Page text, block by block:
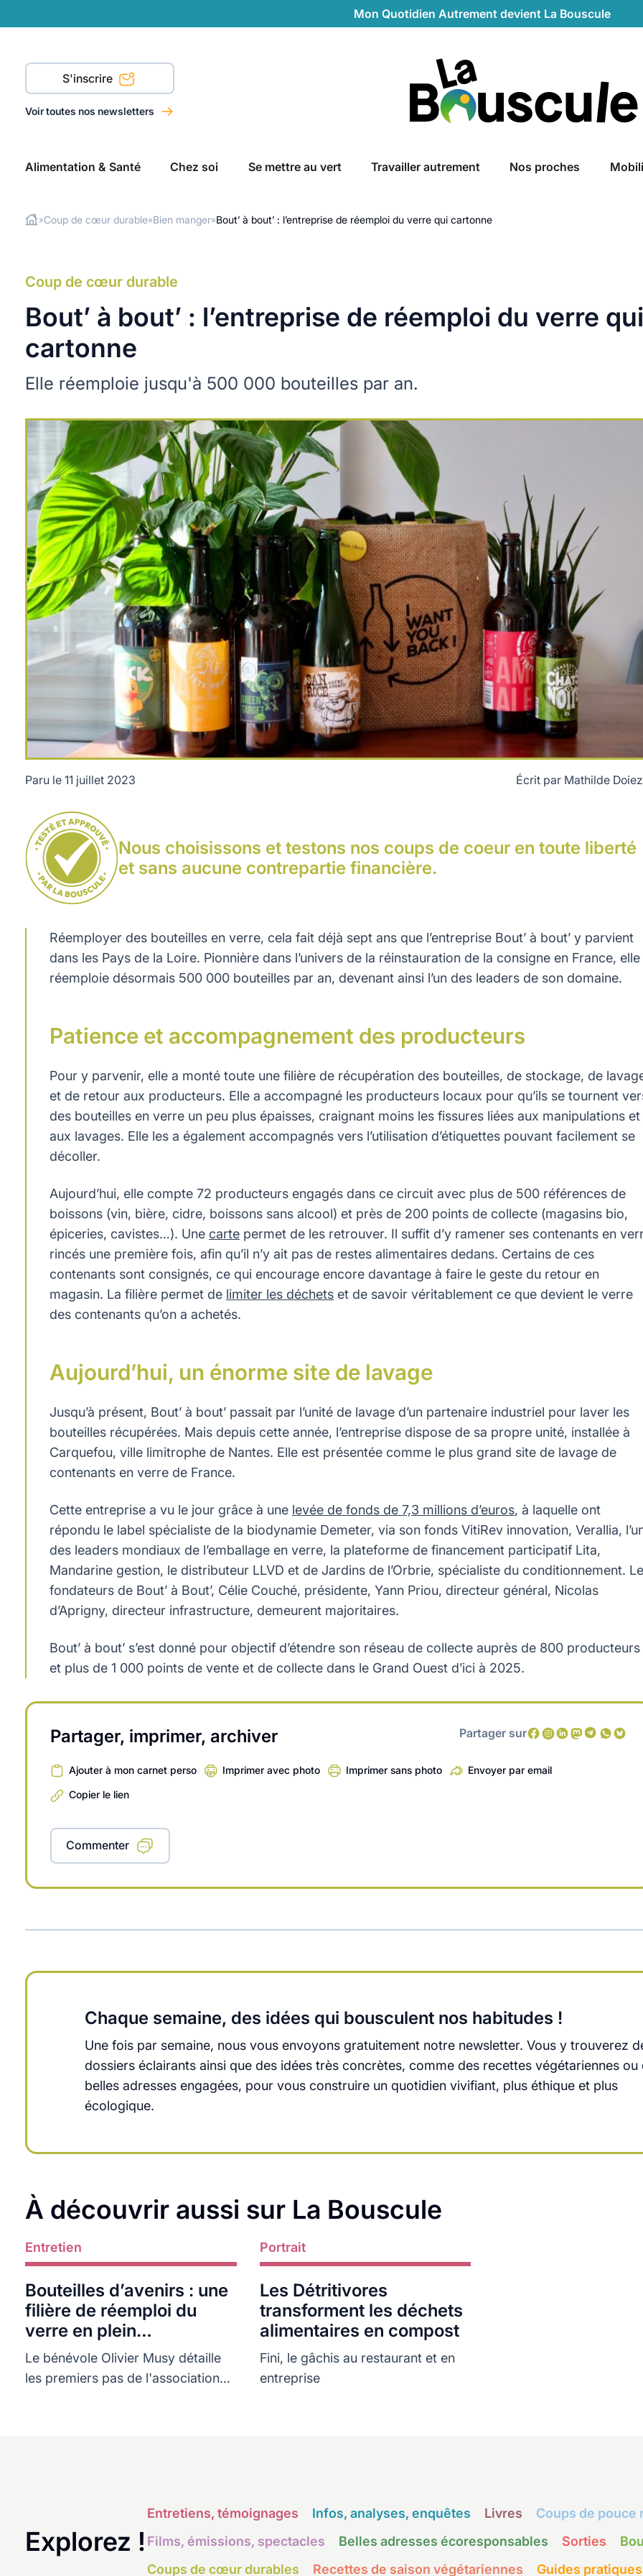
Mon Quotidien Autrement devient La Bouscule
S'inscrire
Voir toutes nos newsletters
Alimentation & Santé
Chez soi Se mettre au vert Travailler autrement Nos proches
»Coup de cœur durable»Bien manger»Bout’ à bout’ : l’entreprise de réemploi du verre qui cartonne
Coup de cœur durable
Bout’ à bout’ : l’entreprise de réemploi du verre qui
cartonne
Elle réemploie jusqu'à 500 000 bouteilles par an.
Bout' à bout', l'entreprise qui a réinstauré la consigne dans l'Ouest de la France © Bout' à bout'
Paru le 11 juillet 2023 Écrit par Mathilde
Nous choisissons et testons nos coups de coeur en toute liberté
et sans aucune contrepartie financière.
Réemployer des bouteilles en verre, cela fait déjà sept ans que l’entreprise Bout’ à bout’ y parvient
dans les Pays de la Loire. Pionnière dans l’univers de la réinstauration de la consigne en France, elle
réemploie désormais 500 000 bouteilles par an, devenant ainsi l’un des leaders de son domaine.
Patience et accompagnement des producteurs
Pour y parvenir, elle a monté toute une filière de récupération des bouteilles, de stockage, de
et de retour aux producteurs. Elle a accompagné les producteurs locaux pour qu’ils se tournent
des bouteilles en verre un peu plus épaisses, craignant moins les fissures liées aux manipulations et
aux lavages. Elle les a également accompagnés vers l’utilisation d’étiquettes pouvant facilement se
décoller.
Aujourd’hui, elle compte 72 producteurs engagés dans ce circuit avec plus de 500 références de
boissons (vin, bière, cidre, boissons sans alcool) et près de 200 points de collecte (magasins bio,
épiceries, cavistes…). Une carte permet de les retrouver. Il suffit d’y ramener ses contenants en
rincés une première fois, afin qu’il n’y ait pas de restes alimentaires dedans. Certains de ces
contenants sont consignés, ce qui encourage encore davantage à faire le geste du retour en
magasin. La filière permet de limiter les déchets et de savoir véritablement ce que devient le verre
des contenants qu’on a achetés.
Aujourd’hui, un énorme site de lavage
Jusqu’à présent, Bout’ à bout’ passait par l’unité de lavage d’un partenaire industriel pour laver les
bouteilles récupérées. Mais depuis cette année, l’entreprise dispose de sa propre unité, installée à
Carquefou, ville limitrophe de Nantes. Elle est présentée comme le plus grand site de lavage de
contenants en verre de France.
Cette entreprise a vu le jour grâce à une levée de fonds de 7,3 millions d’euros, à laquelle ont
répondu le label spécialiste de la biodynamie Demeter, via son fonds VitiRev innovation, Verallia,
des leaders mondiaux de l’emballage en verre, la plateforme de financement participatif Lita,
Mandarine gestion, le distributeur LLVD et de Jardins de l’Orbrie, spécialiste du conditionnement.
fondateurs de Bout’ à Bout’, Célie Couché, présidente, Yann Priou, directeur général, Nicolas
d’Aprigny, directeur infrastructure, demeurent majoritaires.
Bout’ à bout’ s’est donné pour objectif d’étendre son réseau de collecte auprès de 800 producteurs
et plus de 1 000 points de vente et de collecte dans le Grand Ouest d’ici à 2025.
Partager, imprimer, archiver Partager sur
Ajouter à mon carnet perso Imprimer avec photo Imprimer sans photo Envoyer par email
Copier le lien
Commenter
Chaque semaine, des idées qui bousculent nos habitudes !
Une fois par semaine, nous vous envoyons gratuitement notre newsletter. Vous y trouverez
dossiers éclairants ainsi que des idées très concrètes, comme des recettes végétariennes ou
belles adresses engagées, pour vous construire un quotidien vivifiant, plus éthique et plus
écologique.
À découvrir aussi sur La Bouscule
Entretien
Bouteilles d’avenirs : une
filière de réemploi du
verre en plein
développement
Le bénévole Olivier Musy détaille
les premiers pas de l'association
Lire plus Portrait
Les Détritivores
transforment les déchets
alimentaires en compost
Fini, le gâchis au restaurant et en
entreprise
Lire plus
Explorez !
Entretiens, témoignages Infos, analyses, enquêtes Livres
Coups de pouce
Films, émissions, spectacles
Belles adresses écoresponsables Sorties
Coups de cœur durables
Recettes de saison végétariennes Guides